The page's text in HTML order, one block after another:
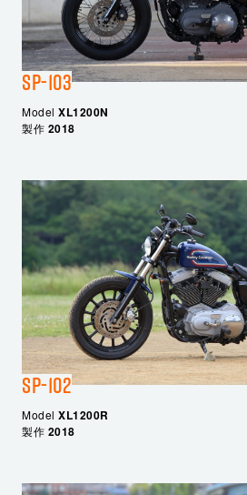
SP-103
Model XL1200N
製作 2018
SP-102
Model XL1200R
製作 2018